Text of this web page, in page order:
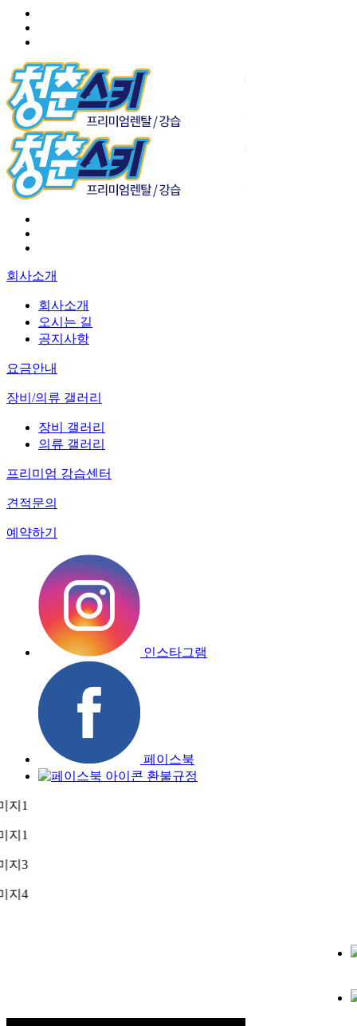
회사소개
회사소개
오시는 길
공지사항
요금안내
장비/의류 갤러리
장비 갤러리
의류 갤러리
프리미엄 강습센터
견적문의
예약하기
인스타그램
페이스북
환불규정